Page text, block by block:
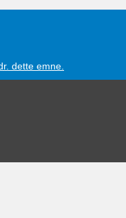
dette emne.